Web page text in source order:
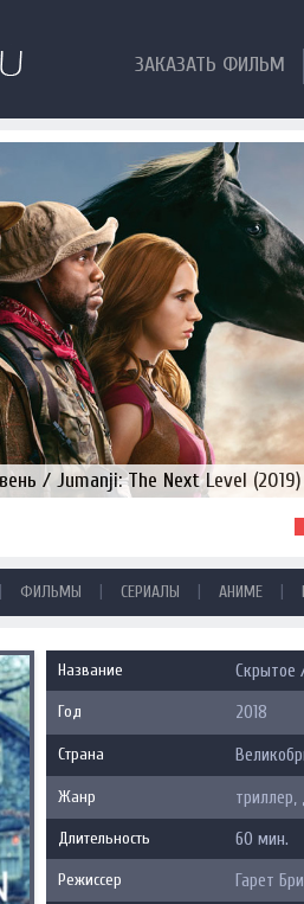
ЗАКАЗАТЬ ФИЛЬМ
/ Jumanji: The Next Level (2019)
| ФИЛЬМЫ | СЕРИАЛЫ | АНИМЕ |
Название Скрытое
Год 2018
Страна
Жанр
Длительность 60 мин.
Режиссер Гарет